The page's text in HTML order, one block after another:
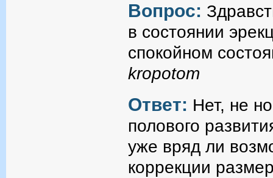
Вопрос:
в состоянии
спокойном
kropotom
Ответ: Нет, не
полового
уже вряд ли
коррекции